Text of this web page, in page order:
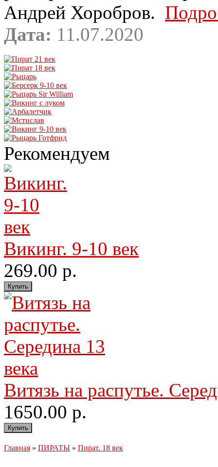
Андрей Хоробров.
Дата: 11.07.2020
Рекомендуем
Викинг. 9-10 век
269.00 р.
Витязь на распутье.
1650.00 р.
Главная » ПИРАТЫ » Пират. 18 век